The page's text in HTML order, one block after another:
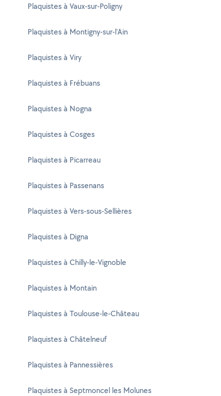
Plaquistes à Vaux-sur-Poligny
Plaquistes à Montigny-sur-l'Ain
Plaquistes à Viry
Plaquistes à Frébuans
Plaquistes à Nogna
Plaquistes à Cosges
Plaquistes à Picarreau
Plaquistes à Passenans
Plaquistes à Vers-sous-Sellières
Plaquistes à Digna
Plaquistes à Chilly-le-Vignoble
Plaquistes à Montain
Plaquistes à Toulouse-le-Château
Plaquistes à Châtelneuf
Plaquistes à Pannessières
Plaquistes à Septmoncel les Molunes